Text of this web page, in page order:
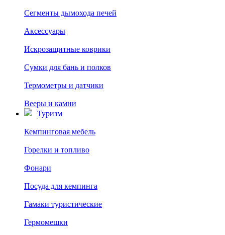
Сегменты дымохода печей
Аксессуары
Искрозащитные коврики
Сумки для бань и полков
Термометры и датчики
Вееры и камни
Туризм
Кемпинговая мебель
Горелки и топливо
Фонари
Посуда для кемпинга
Гамаки туристические
Гермомешки